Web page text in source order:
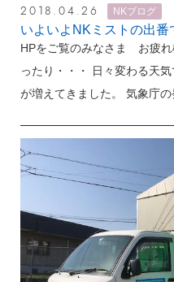
2018.04.26 NKブログ
いよいよNKミストの出番
HPをご覧のみなさま お疲
ったり・・・ 日々変わる天
が増えてきました。 気象庁の